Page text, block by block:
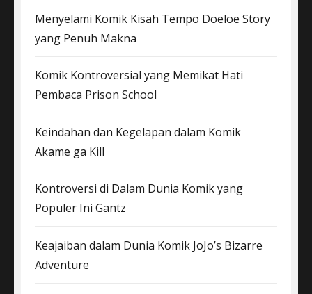
Menyelami Komik Kisah Tempo Doeloe Story
yang Penuh Makna
Komik Kontroversial yang Memikat Hati
Pembaca Prison School
Keindahan dan Kegelapan dalam Komik
Akame ga Kill
Kontroversi di Dalam Dunia Komik yang
Populer Ini Gantz
Keajaiban dalam Dunia Komik JoJo’s Bizarre
Adventure